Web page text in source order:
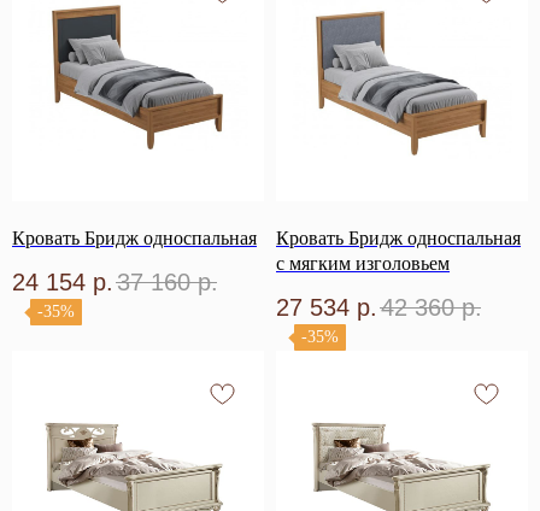
Кровать Бридж односпальная
24 154 р. 37 160 р.
-35%
Кровать Бридж односпальная
с мягким изголовьем
27 534 р. 42 360 р.
-35%